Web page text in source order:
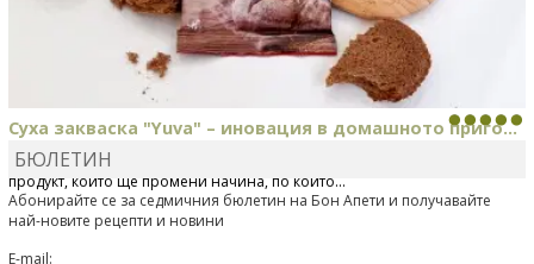
Суха закваска "Yuva" – иновация в домашното приго...
Отскоро Лесафр България стартира предлагането на изцяло нов
продукт, който ще промени начина, по който...
БЮЛЕТИН
Абонирайте се за седмичния бюлетин на Бон Апети и получавайте
най-новите рецепти и новини
E-mail: